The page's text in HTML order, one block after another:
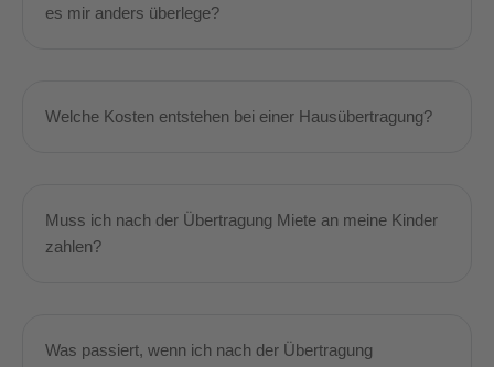
es mir anders überlege?
Welche Kosten entstehen bei einer Hausübertragung?
Muss ich nach der Übertragung Miete an meine Kinder
zahlen?
Was passiert, wenn ich nach der Übertragung